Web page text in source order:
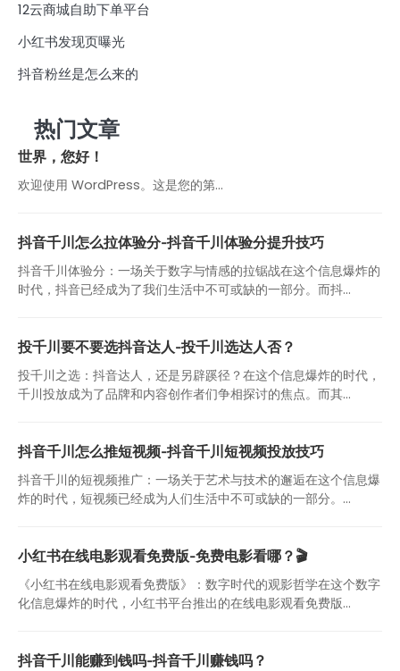
12云商城自助下单平台
小红书发现页曝光
抖音粉丝是怎么来的
热门文章
世界，您好！
欢迎使用 WordPress。这是您的第…
抖音千川怎么拉体验分-抖音千川体验分提升技巧
抖音千川体验分：一场关于数字与情感的拉锯战在这个信息爆炸的
时代，抖音已经成为了我们生活中不可或缺的一部分。而抖...
投千川要不要选抖音达人-投千川选达人否？
投千川之选：抖音达人，还是另辟蹊径？在这个信息爆炸的时代，
千川投放成为了品牌和内容创作者们争相探讨的焦点。而其...
抖音千川怎么推短视频-抖音千川短视频投放技巧
抖音千川的短视频推广：一场关于艺术与技术的邂逅在这个信息爆
炸的时代，短视频已经成为人们生活中不可或缺的一部分。...
小红书在线电影观看免费版-免费电影看哪？🎬
《小红书在线电影观看免费版》：数字时代的观影哲学在这个数字
化信息爆炸的时代，小红书平台推出的在线电影观看免费版...
抖音千川能赚到钱吗-抖音千川赚钱吗？